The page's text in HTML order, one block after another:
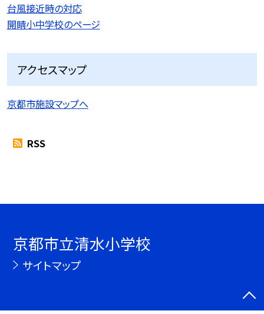
台風接近時の対応
開睛小中学校のページ
アクセスマップ
京都市施設マップへ
RSS
京都市立清水小学校
サイトマップ